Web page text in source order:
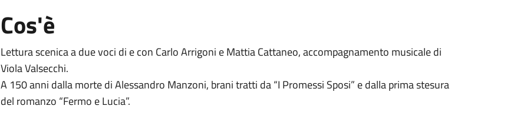
Cos'è
Lettura scenica a due voci di e con Carlo Arrigoni e Mattia Cattaneo, accompagnamento musicale di
Viola Valsecchi.
A 150 anni dalla morte di Alessandro Manzoni, brani tratti da “I Promessi Sposi” e dalla prima stesura
del romanzo “Fermo e Lucia”.